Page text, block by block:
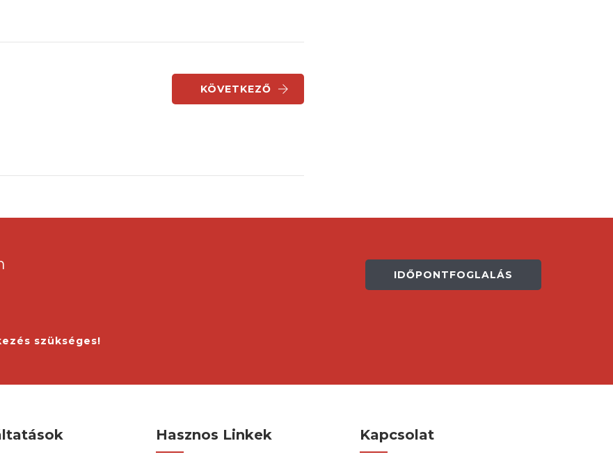
KÖVETKEZŐ
szükséges!
IDŐPONTFOGLALÁS
Hasznos Linkek Kapcsolat